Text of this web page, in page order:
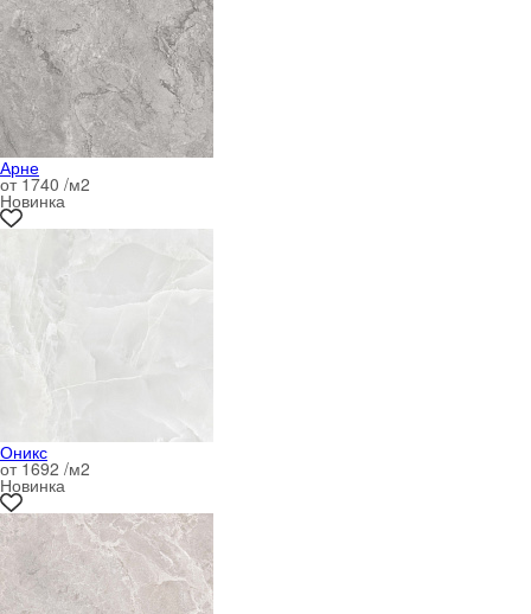
Арне
от 1740 /м2
Новинка
Оникс
от 1692 /м2
Новинка